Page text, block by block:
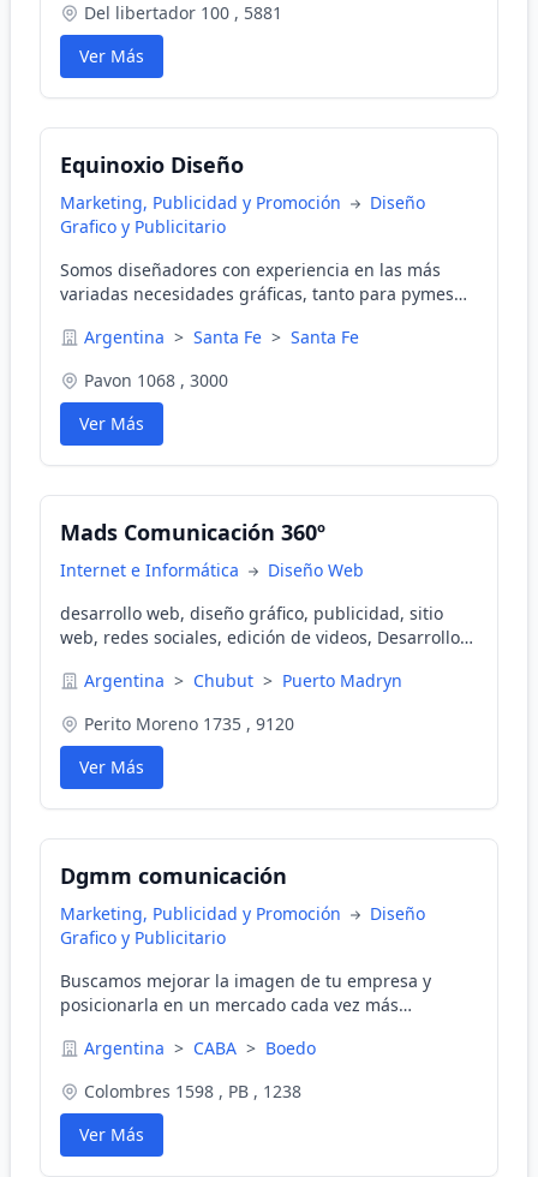
Del libertador 100 , 5881
Ver Más
Equinoxio Diseño
Marketing, Publicidad y Promoción
Diseño
Grafico y Publicitario
Somos diseñadores con experiencia en las más
variadas necesidades gráficas, tanto para pymes
No dude en consultarnos y contará con el mejor
Argentina > Santa Fe > Santa Fe
Pavon 1068 , 3000
Ver Más
Mads Comunicación 360º
Internet e Informática
Diseño Web
desarrollo web, diseño gráfico, publicidad, sitio
web, redes sociales, edición de videos, Desarrollo
wordpress, Marketing Digital, google ads
Argentina > Chubut > Puerto Madryn
Perito Moreno 1735 , 9120
Ver Más
Dgmm comunicación
Marketing, Publicidad y Promoción
Diseño
Grafico y Publicitario
Buscamos mejorar la imagen de tu empresa y
posicionarla en un mercado cada vez más
análisis, diseño y estrategia. Para ello ponemos a
experiencia.
Argentina > CABA > Boedo
Colombres 1598 , PB , 1238
Ver Más